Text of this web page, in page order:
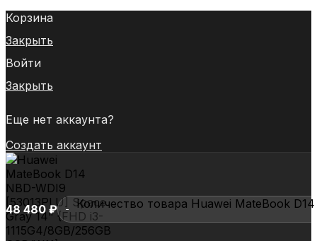
Корзина
Закрыть
Войти
Закрыть
Еще нет аккаунта?
Создать аккаунт
48 480 ₽ Количество товара Huawei MateBook